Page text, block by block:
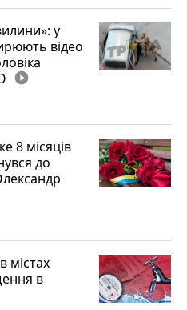
у
відео
play_circle_filled
8 місяців
до
містах
в